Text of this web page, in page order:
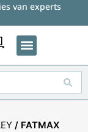
van experts
/ FATMAX